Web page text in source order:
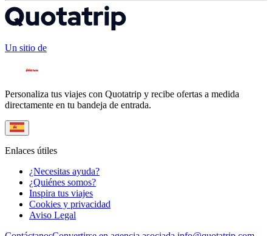
Un sitio de
Personaliza tus viajes con Quotatrip y recibe ofertas a medida
directamente en tu bandeja de entrada.
Enlaces útiles
¿Necesitas ayuda?
¿Quiénes somos?
Inspira tus viajes
Cookies y privacidad
Aviso Legal